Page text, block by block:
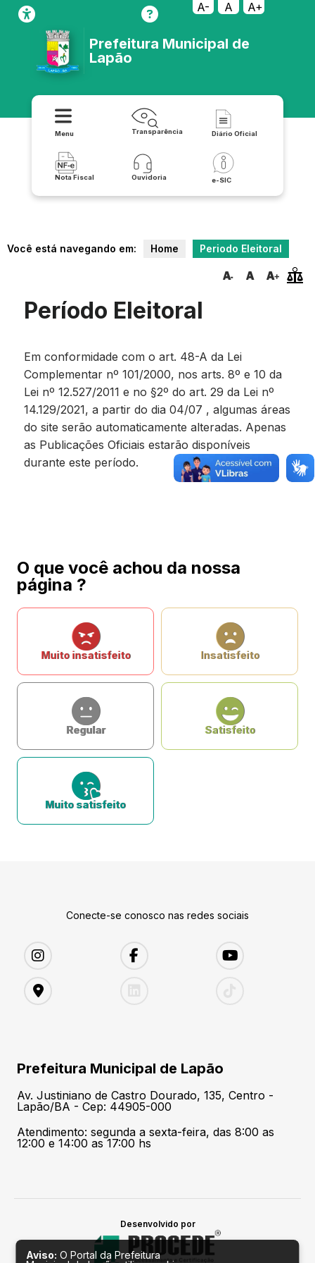
A- A A+
Prefeitura Municipal de
Lapão
Menu Transparência Diário Oficial
Nota Fiscal Ouvidoria e-SIC
Você está navegando em: Home Periodo Eleitoral
Período Eleitoral
Em conformidade com o art. 48-A da Lei
Complementar nº 101/2000, nos arts. 8º e 10 da
Lei nº 12.527/2011 e no §2º do art. 29 da Lei nº
14.129/2021, a partir do dia 04/07 , algumas áreas
do site serão automaticamente alteradas. Apenas
as Publicações Oficiais estarão disponíveis
durante este período.
O que você achou da nossa
página ?
Muito insatisfeito Insatisfeito
Regular Satisfeito
Muito satisfeito
Conecte-se conosco nas redes sociais
Prefeitura Municipal de Lapão
Av. Justiniano de Castro Dourado, 135, Centro -
Lapão/BA - Cep: 44905-000
Atendimento: segunda a sexta-feira, das 8:00 as
12:00 e 14:00 as 17:00 hs
Desenvolvido por
Aviso: O Portal da Prefeitura